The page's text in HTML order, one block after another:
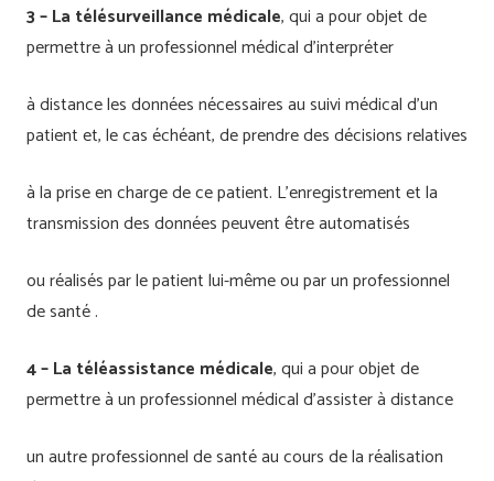
3 – La télésurveillance médicale, qui a pour objet de
permettre à un professionnel médical d’interpréter
à distance les données nécessaires au suivi médical d’un
patient et, le cas échéant, de prendre des décisions relatives
à la prise en charge de ce patient. L’enregistrement et la
transmission des données peuvent être automatisés
ou réalisés par le patient lui-même ou par un professionnel
de santé .
4 – La téléassistance médicale, qui a pour objet de
permettre à un professionnel médical d’assister à distance
un autre professionnel de santé au cours de la réalisation